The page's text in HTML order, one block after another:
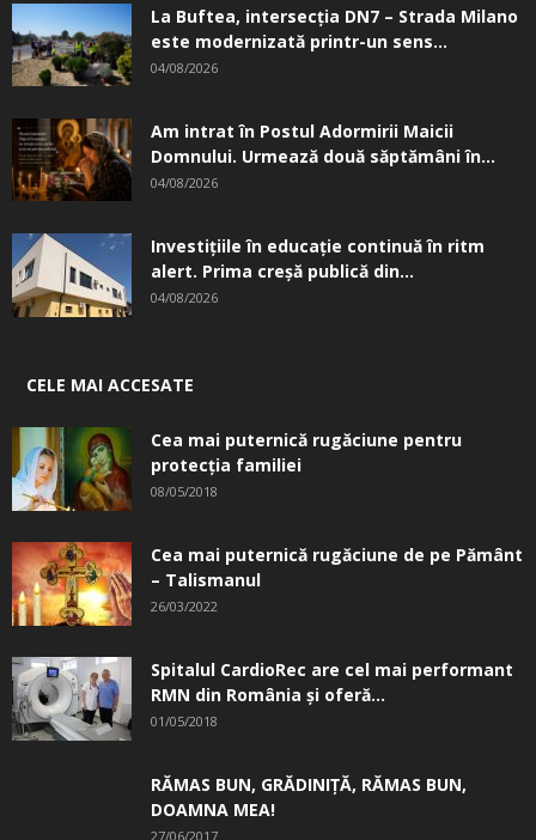
La Buftea, intersecţia DN7 – Strada Milano
este modernizată printr-un sens...
04/08/2026
Am intrat în Postul Adormirii Maicii
Domnului. Urmează două săptămâni în...
04/08/2026
Investițiile în educație continuă în ritm
alert. Prima creşă publică din...
04/08/2026
CELE MAI ACCESATE
Cea mai puternică rugăciune pentru
protecția familiei
08/05/2018
Cea mai puternică rugăciune de pe Pământ
– Talismanul
26/03/2022
Spitalul CardioRec are cel mai performant
RMN din România și oferă...
01/05/2018
RĂMAS BUN, GRĂDINIŢĂ, ­RĂMAS BUN,
DOAMNA MEA!
27/06/2017